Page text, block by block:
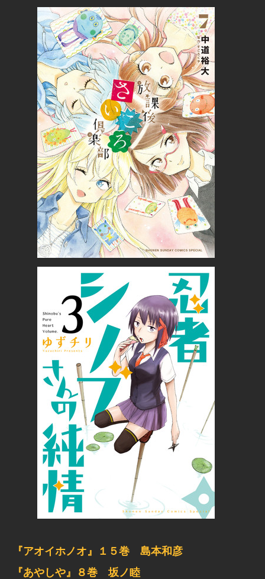
『アオイホノオ』１５巻 島本和彦
『あやしや』８巻 坂ノ睦